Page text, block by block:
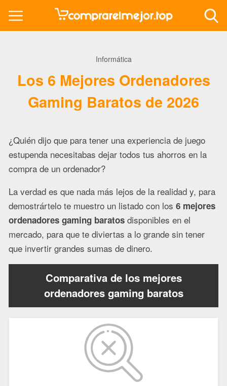
Informática
Los 6 Mejores Ordenadores
Gaming Baratos de 2026
¿Quién dijo que para tener una experiencia de juego
estupenda necesitabas dejar todos tus ahorros en la
compra de un ordenador?
La verdad es que nada más lejos de la realidad y, para
demostrártelo te muestro un listado con los 6 mejores
ordenadores gaming baratos disponibles en el
mercado, para que te diviertas a lo grande sin tener
que invertir grandes sumas de dinero.
Comparativa de los mejores
ordenadores gaming baratos